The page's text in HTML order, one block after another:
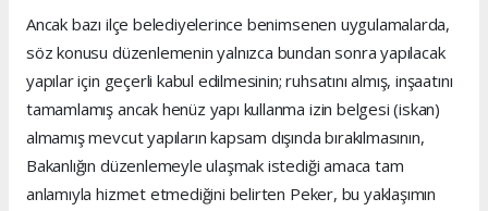
Ancak bazı ilçe belediyelerince benimsenen uygulamalarda,
söz konusu düzenlemenin yalnızca bundan sonra yapılacak
yapılar için geçerli kabul edilmesinin; ruhsatını almış, inşaatını
tamamlamış ancak henüz yapı kullanma izin belgesi (iskan)
almamış mevcut yapıların kapsam dışında bırakılmasının,
Bakanlığın düzenlemeyle ulaşmak istediği amaca tam
anlamıyla hizmet etmediğini belirten Peker, bu yaklaşımın